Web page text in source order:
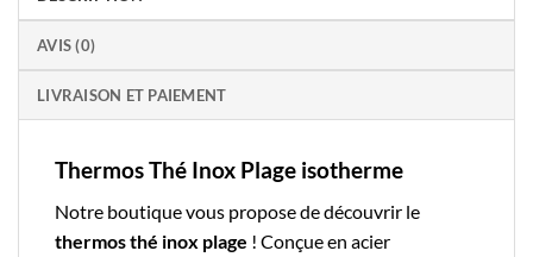
AVIS (0)
LIVRAISON ET PAIEMENT
Thermos Thé Inox Plage isotherme
Notre boutiquevous propose de découvrir le
thermos thé inox plage ! Conçue en acier